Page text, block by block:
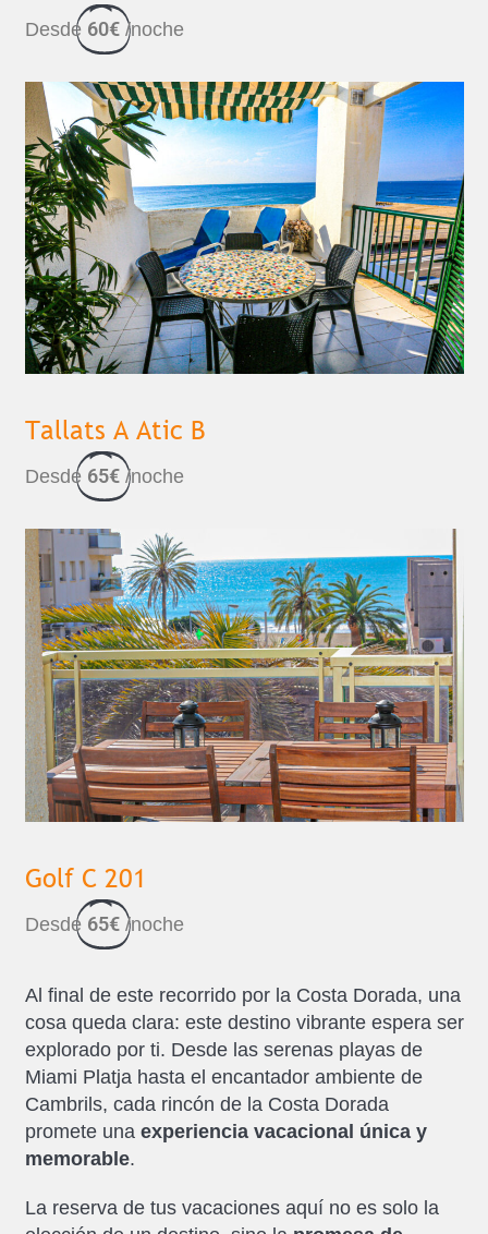
Desde 60€ /noche
Tallats A Atic B
Desde 65€ /noche
Golf C 201
Desde 65€ /noche
Al final de este recorrido por la Costa Dorada, una
cosa queda clara: este destino vibrante espera ser
explorado por ti. Desde las serenas playas de
Miami Platja hasta el encantador ambiente de
Cambrils, cada rincón de la Costa Dorada
promete una experiencia vacacional única y
memorable.
La reserva de tus vacaciones aquí no es solo la